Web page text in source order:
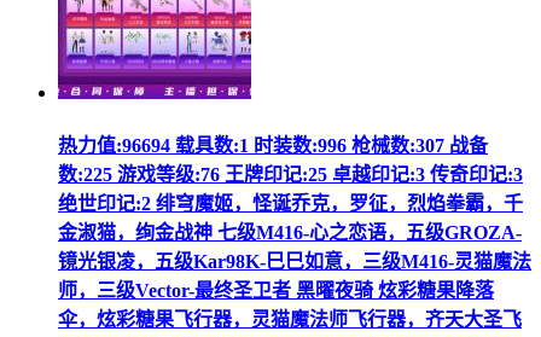
热力值:96694 载具数:1 时装数:996 枪械数:307 战备
数:225 游戏等级:76 王牌印记:25 卓越印记:3 传奇印记:3
绝世印记:2 绯穹魔姬，怪诞乔克，罗征，烈焰拳霸，千
金淑猫，绚金战神 七级M416-心之恋语，五级GROZA-
镜光银凌，五级Kar98K-巳巳如意，三级M416-灵猫魔法
师，三级Vector-最终圣卫者 黑曜夜骑 炫彩糖果降落
伞，炫彩糖果飞行器，灵猫魔法师飞行器，齐天大圣飞